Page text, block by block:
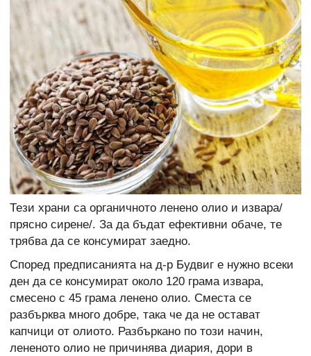
Тези храни са органичното ленено олио и извара/
прясно сирене/. За да бъдат ефективни обаче, те
трябва да се консумират заедно.
Според предписанията на д-р Будвиг е нужно всеки
ден да се консумират около 120 грама извара,
смесено с 45 грама ленено олио. Сместа се
разбърква много добре, така че да не остават
капчици от олиото. Разбъркано по този начин,
лененото олио не причинява диария, дори в